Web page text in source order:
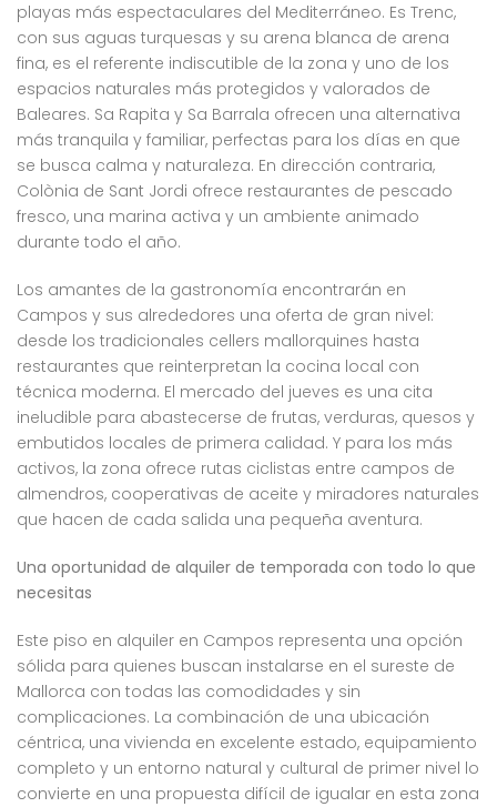
playas más espectaculares del Mediterráneo. Es Trenc,
con sus aguas turquesas y su arena blanca de arena
fina, es el referente indiscutible de la zona y uno de los
espacios naturales más protegidos y valorados de
Baleares. Sa Rapita y Sa Barrala ofrecen una alternativa
más tranquila y familiar, perfectas para los días en que
se busca calma y naturaleza. En dirección contraria,
Colònia de Sant Jordi ofrece restaurantes de pescado
fresco, una marina activa y un ambiente animado
durante todo el año.
Los amantes de la gastronomía encontrarán en
Campos y sus alrededores una oferta de gran nivel:
desde los tradicionales cellers mallorquines hasta
restaurantes que reinterpretan la cocina local con
técnica moderna. El mercado del jueves es una cita
ineludible para abastecerse de frutas, verduras, quesos y
embutidos locales de primera calidad. Y para los más
activos, la zona ofrece rutas ciclistas entre campos de
almendros, cooperativas de aceite y miradores naturales
que hacen de cada salida una pequeña aventura.
Una oportunidad de alquiler de temporada con todo lo que
necesitas
Este piso en alquiler en Campos representa una opción
sólida para quienes buscan instalarse en el sureste de
Mallorca con todas las comodidades y sin
complicaciones. La combinación de una ubicación
céntrica, una vivienda en excelente estado, equipamiento
completo y un entorno natural y cultural de primer nivel lo
convierte en una propuesta difícil de igualar en esta zona